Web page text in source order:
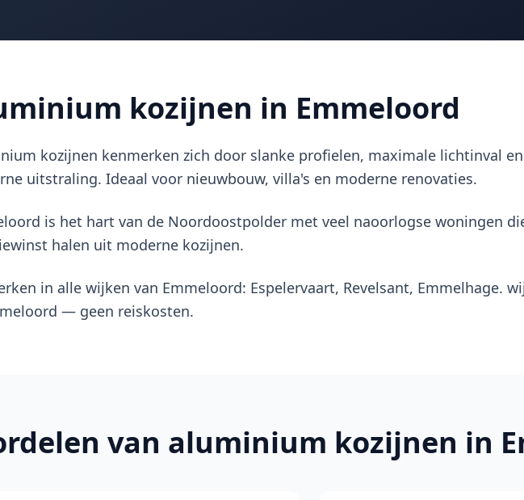
kozijnen in Emmeloord
kozijnen kenmerken zich door slanke profielen, maximale lichtinval
uitstraling. Ideaal voor nieuwbouw, villa's en moderne renovaties.
is het hart van de Noordoostpolder met veel naoorlogse woningen
halen uit moderne kozijnen.
in alle wijken van Emmeloord: Espelervaart, Revelsant, Emmelhage.
— geen reiskosten.
van aluminium kozijnen in